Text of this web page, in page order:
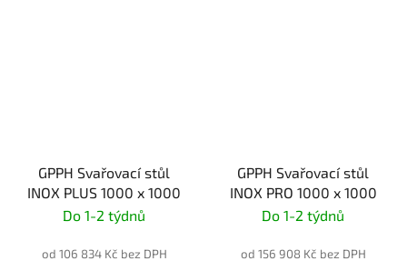
GPPH Svařovací stůl
INOX PLUS 1000 x 1000
Do 1-2 týdnů
od 106 834 Kč bez DPH
GPPH Svařovací stůl
INOX PRO 1000 x 1000
Do 1-2 týdnů
od 156 908 Kč bez DPH